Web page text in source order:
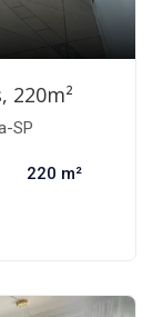
220m²
SP
220 m²